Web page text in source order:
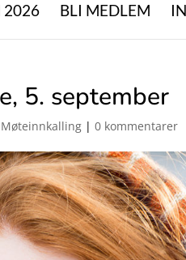
2026 BLI MEDLEM
5. september
Møteinnkalling |0 kommentarer